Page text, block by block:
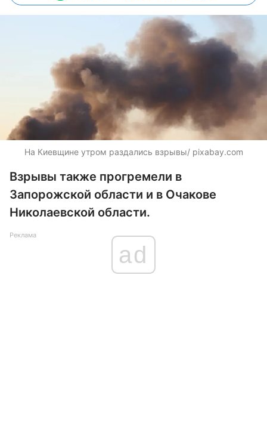
На Киевщине утром раздались взрывы/ pixabay.com
Взрывы также прогремели в
Запорожской области и в Очакове
Николаевской области.
Реклама
ad